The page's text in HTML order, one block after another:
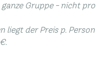
Gruppe - nicht pro
liegt der Preis p. Person